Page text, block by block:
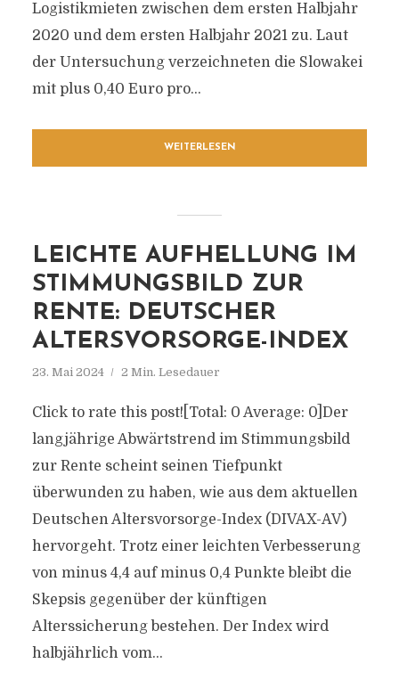
Logistikmieten zwischen dem ersten Halbjahr
2020 und dem ersten Halbjahr 2021 zu. Laut
der Untersuchung verzeichneten die Slowakei
mit plus 0,40 Euro pro...
WEITERLESEN
LEICHTE AUFHELLUNG IM
STIMMUNGSBILD ZUR
RENTE: DEUTSCHER
ALTERSVORSORGE-INDEX
23. Mai 2024 2 Min. Lesedauer
Click to rate this post![Total: 0 Average: 0]Der
langjährige Abwärtstrend im Stimmungsbild
zur Rente scheint seinen Tiefpunkt
überwunden zu haben, wie aus dem aktuellen
Deutschen Altersvorsorge-Index (DIVAX-AV)
hervorgeht. Trotz einer leichten Verbesserung
von minus 4,4 auf minus 0,4 Punkte bleibt die
Skepsis gegenüber der künftigen
Alterssicherung bestehen. Der Index wird
halbjährlich vom...